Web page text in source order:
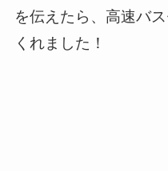
を伝えたら、高速バ
くれました！